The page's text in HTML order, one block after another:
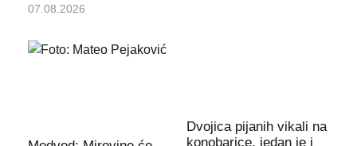
07.08.2026
Dvojica pijanih vikali na
konobarice, jedan je i